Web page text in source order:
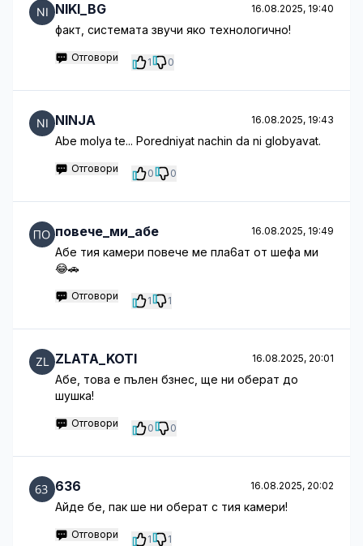
NIKI_BG 16.08.2025, 19:40
факт, системата звучи яко технологично!
Отговори 1 0
NINJA 16.08.2025, 19:43
Abe molya te... Poredniyat nachin da ni globyavat.
Отговори 0 0
повече_ми_абе 16.08.2025, 19:49
Абе тия камери повече ме пла6ат от шефа ми
😂🚗
Отговори 1 1
ZLATA_KOTI 16.08.2025, 20:01
Абе, това е пълен бзнес, ще ни оберат до
шушка!
Отговори 0 0
636 16.08.2025, 20:02
Айде бе, пак ше ни оберат с тия камери!
Отговори 1 1